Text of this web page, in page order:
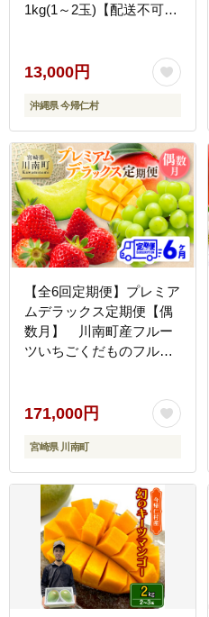
1kg(1～2玉)【配送不可地
13,000円
沖縄県 今帰仁村
【全6回定期便】プレミア
ムデラックス定期便【偶
数月】 川南町産フルー
ツいちごくだものフルー
果物シャインマスカット
フルーツメロン果物フル
ーツ[B11703t6]
171,000円
宮崎県 川南町